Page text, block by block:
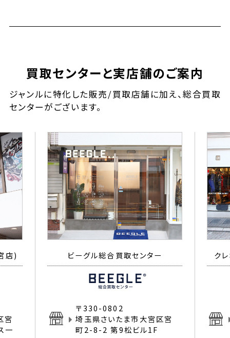
買取センターと実店舗のご案内
ジャンルに特化した販売/買取店舗に加え、総合買取
センターがございます。
店)
宮
一
ビーグル総合買取センター
〒330-0802
埼玉県さいたま市大宮区宮
町2-8-2 第9松ビル1F
ク